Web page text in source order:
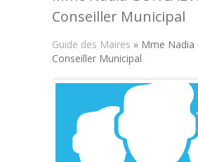
Conseiller Municipal
Guide des Maires » Mme Nadia
Conseiller Municipal